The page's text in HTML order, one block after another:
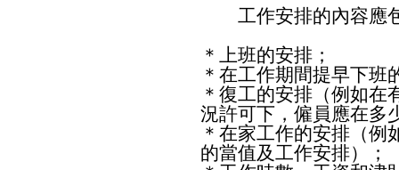
工作安排的內容應
＊上班的安排；
＊在工作期間提早下班
＊復工的安排（例如在
況許可下，僱員應在多
＊在家工作的安排（例
的當值及工作安排）；